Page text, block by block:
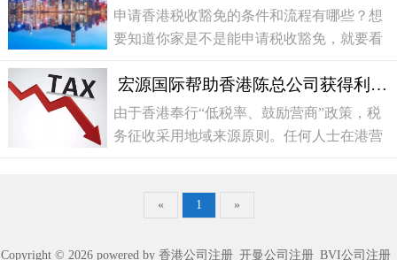
境。香港除了是世界金
申请香港税收豁免的条件和流程有哪些？想
要知道你家是不是能申请税收豁免，就要看
谓“离岸业务”，就是香港有限公司的所有运
作（包括销售、
宏源国际帮助香港陈总公司获得利得税豁免
由于香港奉行“低税率、鼓励营商”政策，税
务征收采用地域来源原则。任何人士在港营
香港总部拥有十
« 1 »
Copyright © 2026 powered by 香港公司注册_开曼公司注册_BVI公司注册_